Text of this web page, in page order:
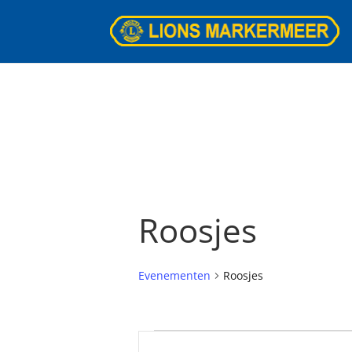
Roosjes
Evenementen Roosjes
Evenementen
Evenementen